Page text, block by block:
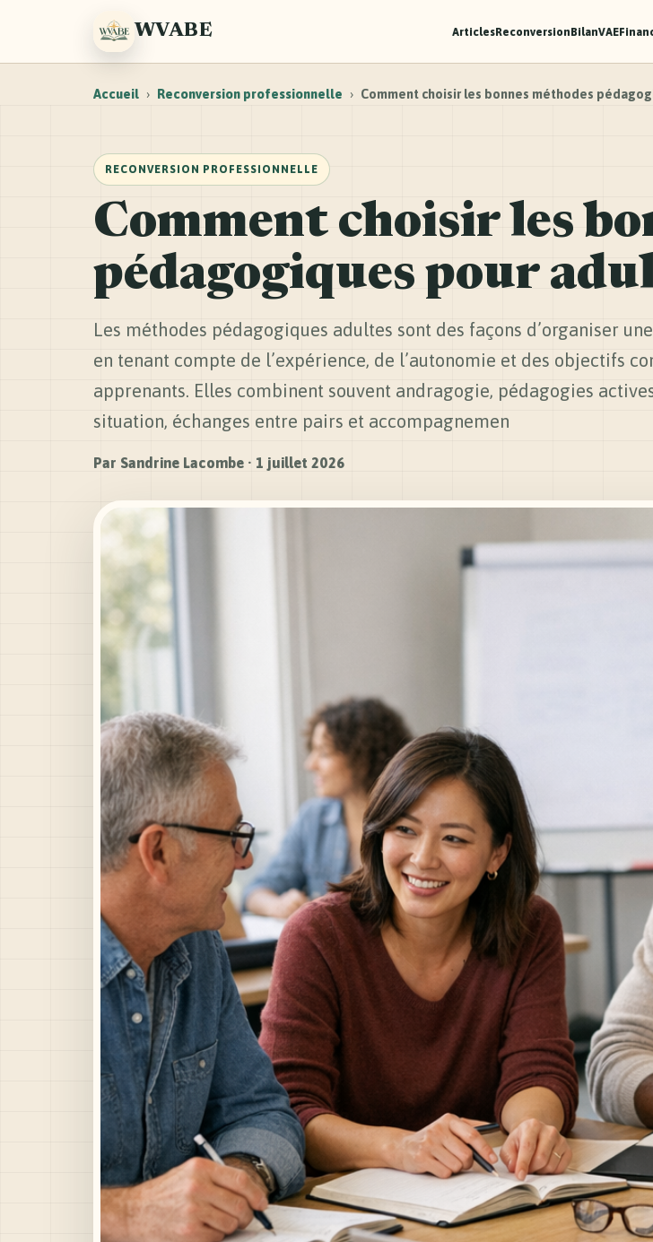
WVABE ArticlesReconversionBilanVAE
Accueil › Reconversion professionnelle › Comment choisir les bonnes méthodes
RECONVERSION PROFESSIONNELLE
Comment choisir les
pédagogiques pour
Les méthodes pédagogiques adultes sont des façons d’organiser
en tenant compte de l’expérience, de l’autonomie et des objectifs
apprenants. Elles combinent souvent andragogie, pédagogies
situation, échanges entre pairs et accompagnemen
Par Sandrine Lacombe · 1 juillet 2026